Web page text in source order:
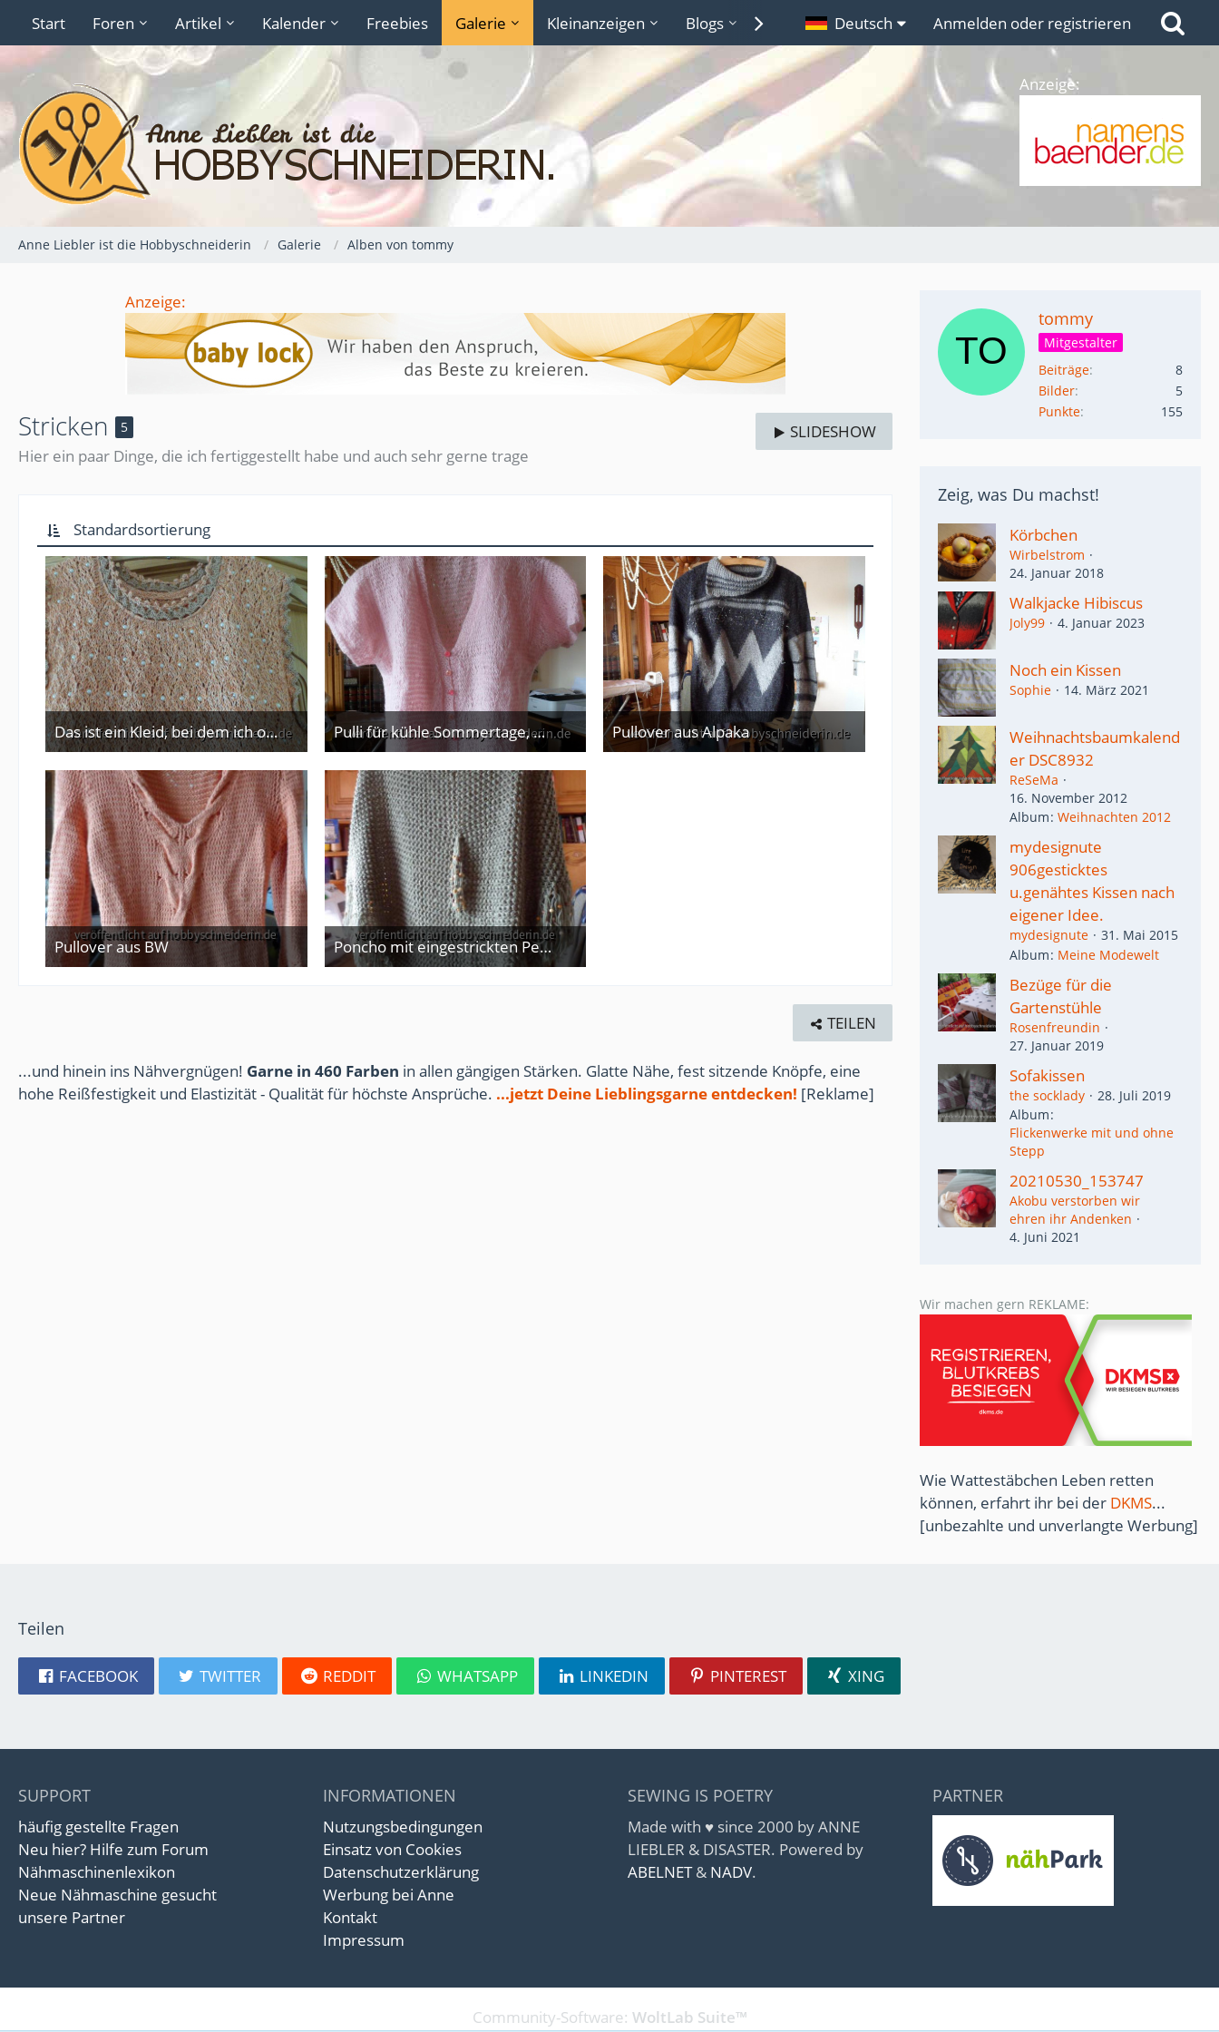
Start Foren Artikel Kalender Freebies Galerie Kleinanzeigen Blogs Lexikon Links
Deutsch Anmelden oder registrieren
Anzeige:
Anne Liebler ist die Hobbyschneiderin Galerie Alben von tommy
Anzeige:
Stricken 5
Hier ein paar Dinge, die ich fertiggestellt habe und auch sehr gerne trage
SLIDESHOW
Standardsortierung
Das ist ein Kleid, bei dem ich oberhalb wieder Perlen mit eingestrickt habe. Das Kleid ist mit vier verschiedenen Mustern gearbeitet und hat unten eine breite Häkelborte, passend zum Ausschnitt. BW-Mischgarn
20. Februar 2014
Pulli für kühle Sommertage, Mohair
20. Februar 2014
Pullover aus Alpaka
20. Februar 2014
Pullover aus BW
20. Februar 2014
Poncho mit eingestrickten Perlen
20. Februar 2014
TEILEN
...und hinein ins Nähvergnügen! Garne in 460 Farben in allen gängigen Stärken. Glatte Nähe, fest sitzende Knöpfe, eine
hohe Reißfestigkeit und Elastizität - Qualität für höchste Ansprüche. ...jetzt Deine Lieblingsgarne entdecken! [Reklame]
tommy
Mitgestalter
Beiträge
8
Bilder
5
Punkte
155
Zeig, was Du machst!
Körbchen
Wirbelstrom
24. Januar 2018
Walkjacke Hibiscus
Joly99 4. Januar 2023
Noch ein Kissen
Sophie 14. März 2021
Weihnachtsbaumkalend
er DSC8932
ReSeMa
16. November 2012
Album Weihnachten 2012
mydesignute
906gesticktes
u.genähtes Kissen nach
eigener Idee.
mydesignute
31. Mai 2015
Album Meine Modewelt
Bezüge für die
Gartenstühle
Rosenfreundin
27. Januar 2019
Sofakissen
the socklady
28. Juli 2019
Album
Flickenwerke mit und ohne
Stepp
20210530_153747
Akobu verstorben wir
ehren ihr Andenken
4. Juni 2021
Wir machen gern REKLAME:
Wie Wattestäbchen Leben retten
können, erfahrt ihr bei der DKMS...
[unbezahlte und unverlangte Werbung]
Teilen
FACEBOOK TWITTER REDDIT WHATSAPP LINKEDIN PINTEREST XING
SUPPORT
häufig gestellte Fragen
Neu hier? Hilfe zum Forum
Nähmaschinenlexikon
Neue Nähmaschine gesucht
unsere Partner
INFORMATIONEN
Nutzungsbedingungen
Einsatz von Cookies
Datenschutzerklärung
Werbung bei Anne
Kontakt
Impressum
SEWING IS POETRY
Made with ♥ since 2000 by ANNE
LIEBLER & DISASTER. Powered by
ABELNET& NADV.
PARTNER
Community-Software: WoltLab Suite™